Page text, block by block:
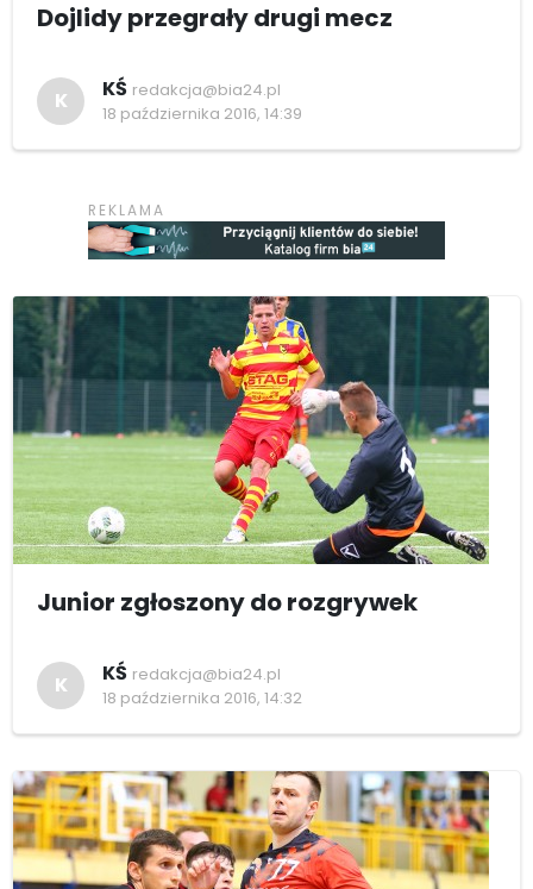
Dojlidy przegrały drugi mecz
K KŚ redakcja@bia24.pl
18 października 2016, 14:39
Junior zgłoszony do rozgrywek
K KŚ redakcja@bia24.pl
18 października 2016, 14:32